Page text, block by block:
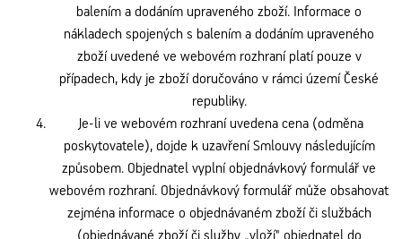
balením a dodáním upraveného zboží. Informace o
nákladech spojených s balením a dodáním upraveného
zboží uvedené ve webovém rozhraní platí pouze v
případech, kdy je zboží doručováno v rámci území České
republiky.
Je-li ve webovém rozhraní uvedena cena (odměna
poskytovatele), dojde k uzavření Smlouvy následujícím
způsobem. Objednatel vyplní objednávkový formulář ve
webovém rozhraní. Objednávkový formulář může obsahovat
zejména informace o objednávaném zboží či službách